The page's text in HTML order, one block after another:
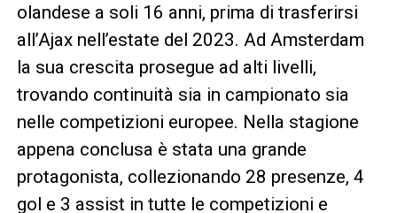
olandese a soli 16 anni, prima di trasferirsi
all’Ajax nell’estate del 2023. Ad Amsterdam
la sua crescita prosegue ad alti livelli,
trovando continuità sia in campionato sia
nelle competizioni europee. Nella stagione
appena conclusa è stata una grande
protagonista, collezionando 28 presenze, 4
gol e 3 assist in tutte le competizioni e